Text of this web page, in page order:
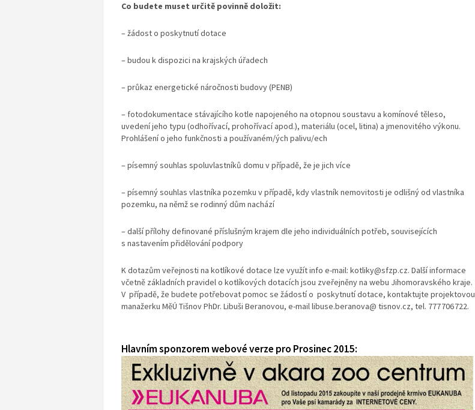
Co budete muset určitě povinně doložit:
– žádost o poskytnutí dotace
– budou k dispozici na krajských úřadech
– průkaz energetické náročnosti budovy (PENB)
– fotodokumentace stávajícího kotle napojeného na otopnou soustavu a komínové těleso,
uvedení jeho typu (odhořívací, prohořívací apod.), materiálu (ocel, litina) a jmenovitého výkonu.
Prohlášení o jeho funkčnosti a používaném/ých palivu/ech
– písemný souhlas spoluvlastníků domu v případě, že je jich více
– písemný souhlas vlastníka pozemku v případě, kdy vlastník nemovitosti je odlišný od vlastníka
pozemku, na němž se rodinný dům nachází
– další přílohy definované příslušným krajem dle jeho individuálních potřeb, souvisejících
s nastavením přidělování podpory
K dotazům veřejnosti na kotlíkové dotace lze využít info e-mail: kotliky@sfzp.cz. Další informace
včetně základních pravidel o kotlíkových dotacích jsou zveřejněny na webu Jihomoravského kraje.
V případě, že budete potřebovat pomoc se žádostí o poskytnutí dotace, kontaktujte projektovou
manažerku MěÚ Tišnov PhDr. Libuši Beranovou, e-mail libuse.beranova@ tisnov.cz, tel. 777 706 722.
Hlavním sponzorem webové verze pro Prosinec 2015: